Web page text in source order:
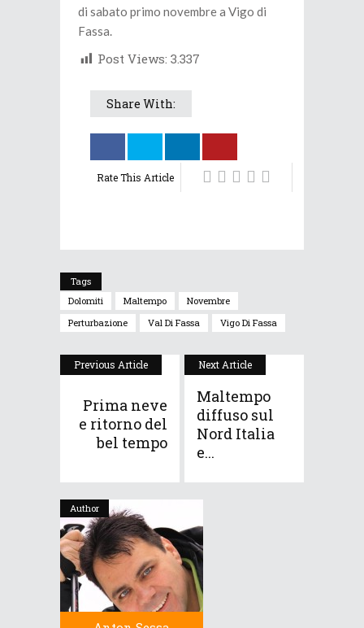
di sabato primo novembre a Vigo di
Fassa.
Post Views: 3.337
Share With:
Rate This Article
Tags
Dolomiti
Maltempo
Novembre
Perturbazione
Val Di Fassa Vigo Di Fassa
Previous Article
Prima neve
e ritorno del
bel tempo
Next Article
Maltempo
diffuso sul
Nord Italia
e...
Author